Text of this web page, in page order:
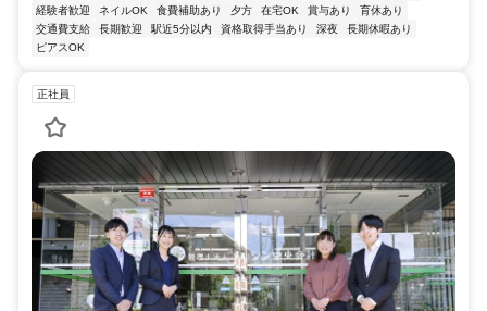
経験者歓迎
ネイルOK 食費補助あり 夕方 在宅OK 賞与あり
育休あり
交通費支給
長期歓迎 駅近5分以内 資格取得手当あり 深夜
長期休暇あり
ピアスOK
正社員